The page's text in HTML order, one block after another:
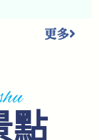
更多
點